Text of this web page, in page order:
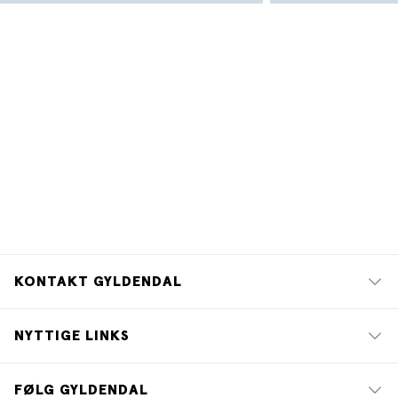
KONTAKT GYLDENDAL
NYTTIGE LINKS
FØLG GYLDENDAL